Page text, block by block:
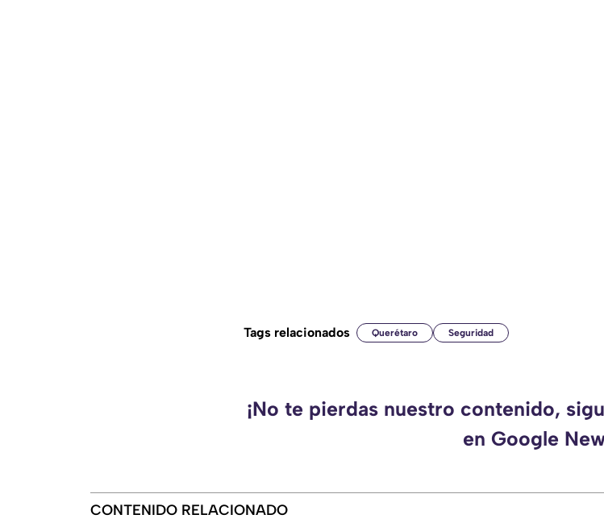
Tags relacionados Querétaro Seguridad
¡No te pierdas nuestro contenido,
en Google
CONTENIDO RELACIONADO